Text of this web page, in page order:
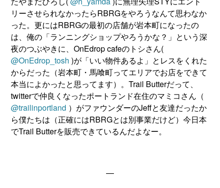
リーさせられなかったらRBRGをやろうなんて思わなか
った。更にはRBRGの最初の店舗が岩本町になったの
は、俺の「ランニングショップやろうかな？」という深
夜のつぶやきに、OnEdrop cafeのトシさん(
@OnEdrop_tosh )が「いい物件あるよ」とレスをくれた
からだった（岩本町・馬喰町ってエリアでお店をできて
本当によかったと思ってます）。Trail Butterだって、
twitterで仲良くなったポートランド在住のマミコさん（
@trailinportland ）がファウンダーのJeffと友達だったか
ら僕たちは（正確にはRBRGとは別事業だけど）今日本
でTrail Butterを販売できているんだよなー。
—